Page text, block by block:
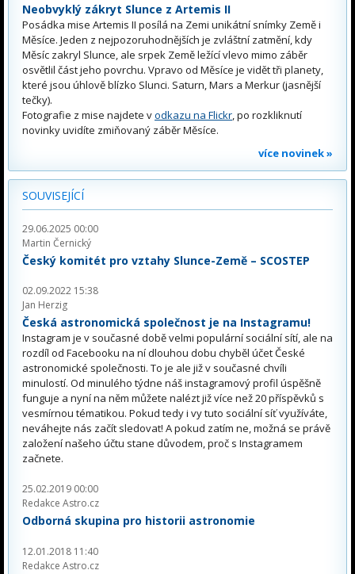
Neobvyklý zákryt Slunce z Artemis II
Posádka mise Artemis II posílá na Zemi unikátní snímky Země i
Měsíce. Jeden z nejpozoruhodnějších je zvláštní zatmění, kdy
Měsíc zakryl Slunce, ale srpek Země ležící vlevo mimo záběr
osvětlil část jeho povrchu. Vpravo od Měsíce je vidět tři planety,
které jsou úhlově blízko Slunci. Saturn, Mars a Merkur (jasnější
tečky).
Fotografie z mise najdete vodkazu na Flickr, po rozkliknutí
novinky uvidíte zmiňovaný záběr Měsíce.
více novinek »
SOUVISEJÍCÍ
29.06.2025 00:00
Martin Černický
Český komitét pro vztahy Slunce-Země – SCOSTEP
02.09.2022 15:38
Jan Herzig
Česká astronomická společnost je na Instagramu!
Instagram je v současné době velmi populární sociální sítí, ale na
rozdíl od Facebooku na ní dlouhou dobu chyběl účet České
astronomické společnosti. To je ale již v současné chvíli
minulostí. Od minulého týdne náš instagramový profil úspěšně
funguje a nyní na něm můžete nalézt již více než 20 příspěvků s
vesmírnou tématikou. Pokud tedy i vy tuto sociální síť využíváte,
neváhejte nás začít sledovat! A pokud zatím ne, možná se právě
založení našeho účtu stane důvodem, proč s Instagramem
začnete.
25.02.2019 00:00
Redakce Astro.cz
Odborná skupina pro historii astronomie
12.01.2018 11:40
Redakce Astro.cz